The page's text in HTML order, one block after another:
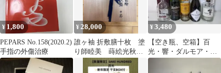
¥ 1,800
PEPARS No.158(2020.2)
手指の外傷治療
¥ 28,000
誰ヶ袖 折敷膳十枚 塗
り師睦美 蒔絵光秋
百人一首絵変わり蒔絵
¥3,480
【空き瓶、空箱】百
光・響・ダルモア・ア
ードベッグ・グランモ